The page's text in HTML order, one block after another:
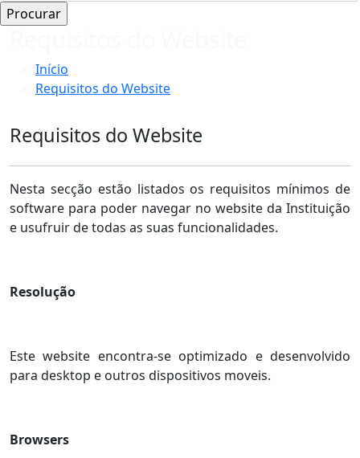
Início
Requisitos do Website
Requisitos do Website
Nesta secção estão listados os requisitos mínimos de
software para poder navegar no website da Instituição
e usufruir de todas as suas funcionalidades.
Resolução
Este website encontra-se optimizado e desenvolvido
para desktop e outros dispositivos moveis.
Browsers